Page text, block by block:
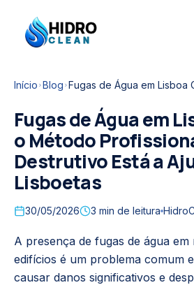
HIDRO
CLEAN
HidroClean Canalizações
Início Blog
Fugas de Água em
o Método
Destrutivo Está a
Lisboetas
30/05/2026 3 min de leitura
A presença de fugas de água em
edifícios é um problema comum
causar danos significativos e